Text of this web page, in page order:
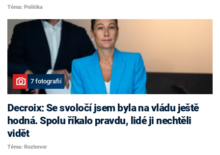
Téma: Politika
7 fotografií
Decroix: Se svoločí jsem byla na vládu ještě
hodná. Spolu říkalo pravdu, lidé ji nechtěli
vidět
Téma: Rozhovor